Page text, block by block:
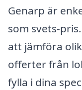
Genarp är
som svets-
att jämföra
offerter från
fylla i dina